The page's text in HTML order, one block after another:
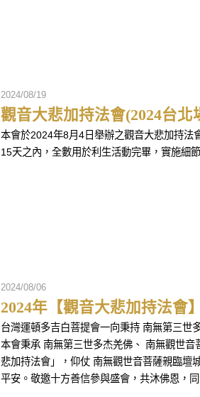
2024/08/19
觀音大悲加持法會(2024台
本會於2024年8月4日舉辦之觀音大悲加持法
15天之內，全數用於利生活動完畢，實施細節
2024/08/06
2024年【觀音大悲加持法會
台灣運頓多吉白菩提會一向秉持 南無第三世
本會秉承 南無第三世多杰羌佛、 南無觀世
悲加持法會」，仰仗 南無觀世音菩薩親臨壇
平安。敬邀十方善信參與盛會，共沐佛恩，同